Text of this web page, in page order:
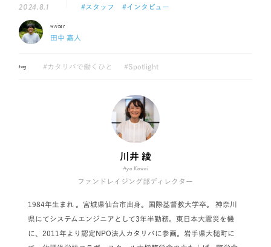
2024.8.1 #スタッフ #インタビュー
writer
田中 嘉人
tag #カタリバで働くひと #Spotlight
川井 綾
Aya Kawai
ファンドレイジング部ディレクター
1984年生まれ 。宮城県仙台市出身。国際基督教大学卒。 神奈川
県にてシステムエンジニアとして3年半勤務。東日本大震災を機
に、2011年より認定NPO法人カタリバに参画。岩手県大槌町に